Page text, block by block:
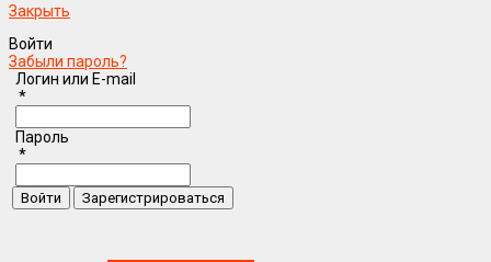
Закрыть
Войти
Забыли пароль?
Логин или E-mail
*
Пароль
*